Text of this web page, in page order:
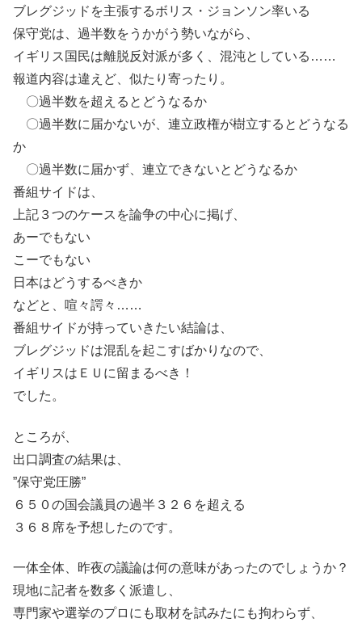
ブレグジッドを主張するボリス・ジョンソン率いる
保守党は、過半数をうかがう勢いながら、
イギリス国民は離脱反対派が多く、混沌としている……
報道内容は違えど、似たり寄ったり。
〇過半数を超えるとどうなるか
〇過半数に届かないが、連立政権が樹立するとどうなる
か
〇過半数に届かず、連立できないとどうなるか
番組サイドは、
上記３つのケースを論争の中心に掲げ、
あーでもない
こーでもない
日本はどうするべきか
などと、喧々諤々……
番組サイドが持っていきたい結論は、
ブレグジッドは混乱を起こすばかりなので、
イギリスはＥＵに留まるべき！
でした。
ところが、
出口調査の結果は、
”保守党圧勝”
６５０の国会議員の過半３２６を超える
３６８席を予想したのです。
一体全体、昨夜の議論は何の意味があったのでしょうか？
現地に記者を数多く派遣し、
専門家や選挙のプロにも取材を試みたにも拘わらず、